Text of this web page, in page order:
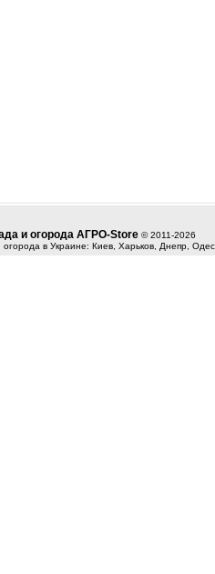
и огорода АГРО-Store © 2011-2026
в Украине: Киев, Харьков, Днепр,